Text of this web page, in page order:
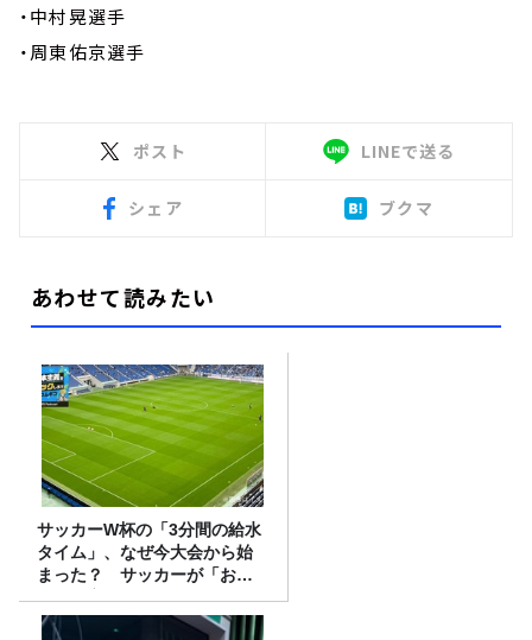
・中村晃選手
・周東佑京選手
ポスト LINEで送る
シェア ブクマ
あわせて読みたい
サッカーW杯の「3分間の給水
タイム」、なぜ今大会から始
まった？ サッカーが「お
金」に変わる仕組み